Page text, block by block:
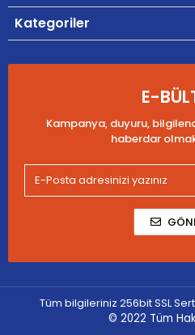
Kategoriler
E-
Kampanya, duyuru,
haberdar
Tüm bilgileriniz 256bit SSL
© 2022 Tüm